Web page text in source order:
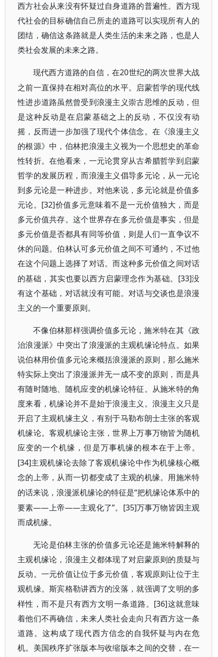
西方社会从来没有怀疑过自身道路的普遍性。西方现
代社会的目标确信自己所走的道路可以实现所有人的
团结，确信这条路就是人类生活的未来之路，也是人
类社会发展的未来之路。
现代西方道路的自信，在20世纪的两次世界大战
之前一直保持在相对高位的水平。启蒙哲学的现代线
性进步道路虽然曾受到浪漫主义崇古思维的反动，但
是这种反动是在启蒙基础之上的反动，不仅没有动
摇，反而进一步加强了现代个体信念。在《浪漫主义
的根源》中，伯林把浪漫主义视为一个思想史的革命
性转折。在他看来，一元论贯穿从古希腊哲学到启蒙
哲学的发展历程，而浪漫主义倡导多元论，从一元论
到多元论是一种进步。对他来说，多元论就是价值多
元论。[32]价值多元意味着不是一元价值独大，而是
多元价值共存。这个世界存在多元价值是事实，但是
多元价值是否都具有同等价值，则是人们一直争议不
休的问题。伯林认可多元价值之间不可通约，不过他
在这个问题上选择了对话。而这种多元价值之间对话
的基础，其实也要以西方启蒙理念作为基础。 [33]没
有这个基础，对话就没有可能。对话与交谈也是浪漫
主义的一个重要原则。
不像伯林那样强调价值多元论，施米特在其《政
治浪漫派》中突出了浪漫派的主观机缘论特点。如果
说伯林用价值多元论来概括浪漫派的原则，那么施米
特实际上突出了浪漫派并无一成不变的原则，而是具
有随时随地、随机应变的机缘论特征。从施米特的角
度来看，机缘论并不是始于浪漫主义。浪漫主义只是
开启了主观机缘主义，有别于马勒布朗士主张的客观
机缘论。客观机缘论主张，世界上万事万物皆为随机
应变的一个机缘，但是万事机缘的根本在于上帝。
[34]主观机缘论去除了客观机缘论中作为机缘核心概
念的上帝，从而一切都变成了主观的机缘。用施米特
的话来说，浪漫派机缘论的特征是“把机缘论体系中的
要素——上帝——主观化了”。[35]万事万物皆因主观
而成机缘。
无论是伯林主张的价值多元论还是施米特解释的
主观机缘论，浪漫主义都体现了对启蒙原则的质疑与
反动。一元价值让位于多元价值，客观原则让位于主
观机缘。斯宾格勒讲西方的没落，就强调了文明的多
样性，而不是只有西方文明一条道路。 [36]这就意味
着他们不再确信，未来人类社会走向只有西方这一条
道路。这构成了现代西方信念的自我怀疑与内在危
机。美国秩序扩张版本与收缩版本之间的交替，在一